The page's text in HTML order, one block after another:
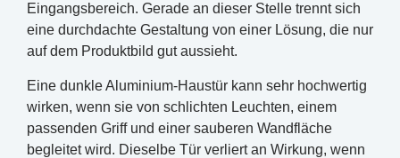
Eingangsbereich. Gerade an dieser Stelle trennt sich
eine durchdachte Gestaltung von einer Lösung, die nur
auf dem Produktbild gut aussieht.
Eine dunkle Aluminium-Haustür kann sehr hochwertig
wirken, wenn sie von schlichten Leuchten, einem
passenden Griff und einer sauberen Wandfläche
begleitet wird. Dieselbe Tür verliert an Wirkung, wenn